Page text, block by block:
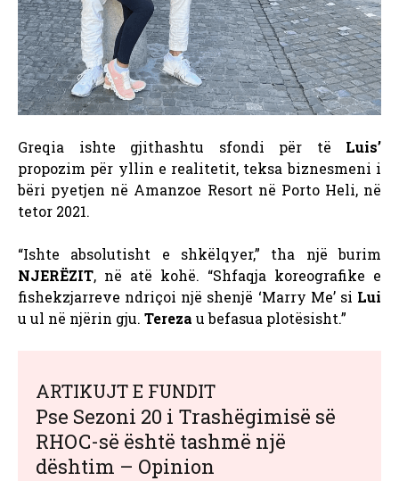
Greqia ishte gjithashtu sfondi për të Luis’
propozim për yllin e realitetit, teksa biznesmeni i
bëri pyetjen në Amanzoe Resort në Porto Heli, në
tetor 2021.
“Ishte absolutisht e shkëlqyer,” tha një burim
NJERËZIT, në atë kohë. “Shfaqja koreografike e
fishekzjarreve ndriçoi një shenjë ‘Marry Me’ si Lui
u ul në njërin gju. Tereza u befasua plotësisht.”
ARTIKUJT E FUNDIT
Pse Sezoni 20 i Trashëgimisë së
RHOC-së është tashmë një
dështim – Opinion